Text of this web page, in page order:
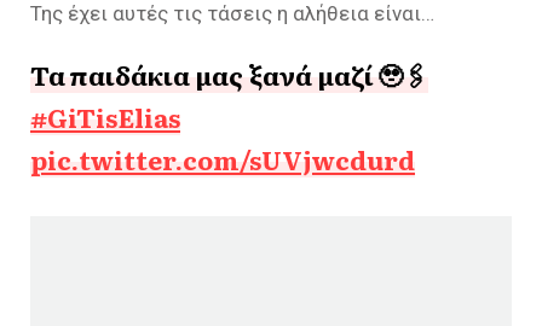
Της έχει αυτές τις τάσεις η αλήθεια είναι…
Τα παιδάκια μας ξανά μαζί 🥹🖇️
#GiTisElias
pic.twitter.com/sUVjwcdurd